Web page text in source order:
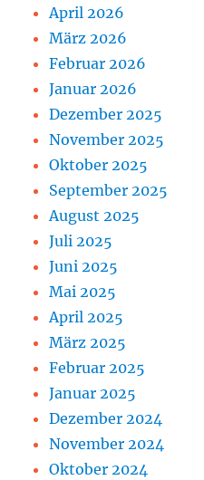
April 2026
März 2026
Februar 2026
Januar 2026
Dezember 2025
November 2025
Oktober 2025
September 2025
August 2025
Juli 2025
Juni 2025
Mai 2025
April 2025
März 2025
Februar 2025
Januar 2025
Dezember 2024
November 2024
Oktober 2024